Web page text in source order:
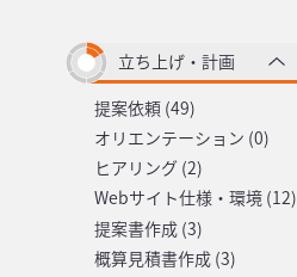
立ち上げ・計画
提案依頼 (49)
オリエンテーション (0)
ヒアリング (2)
Webサイト仕様・環境 (12)
提案書作成 (3)
概算見積書作成 (3)